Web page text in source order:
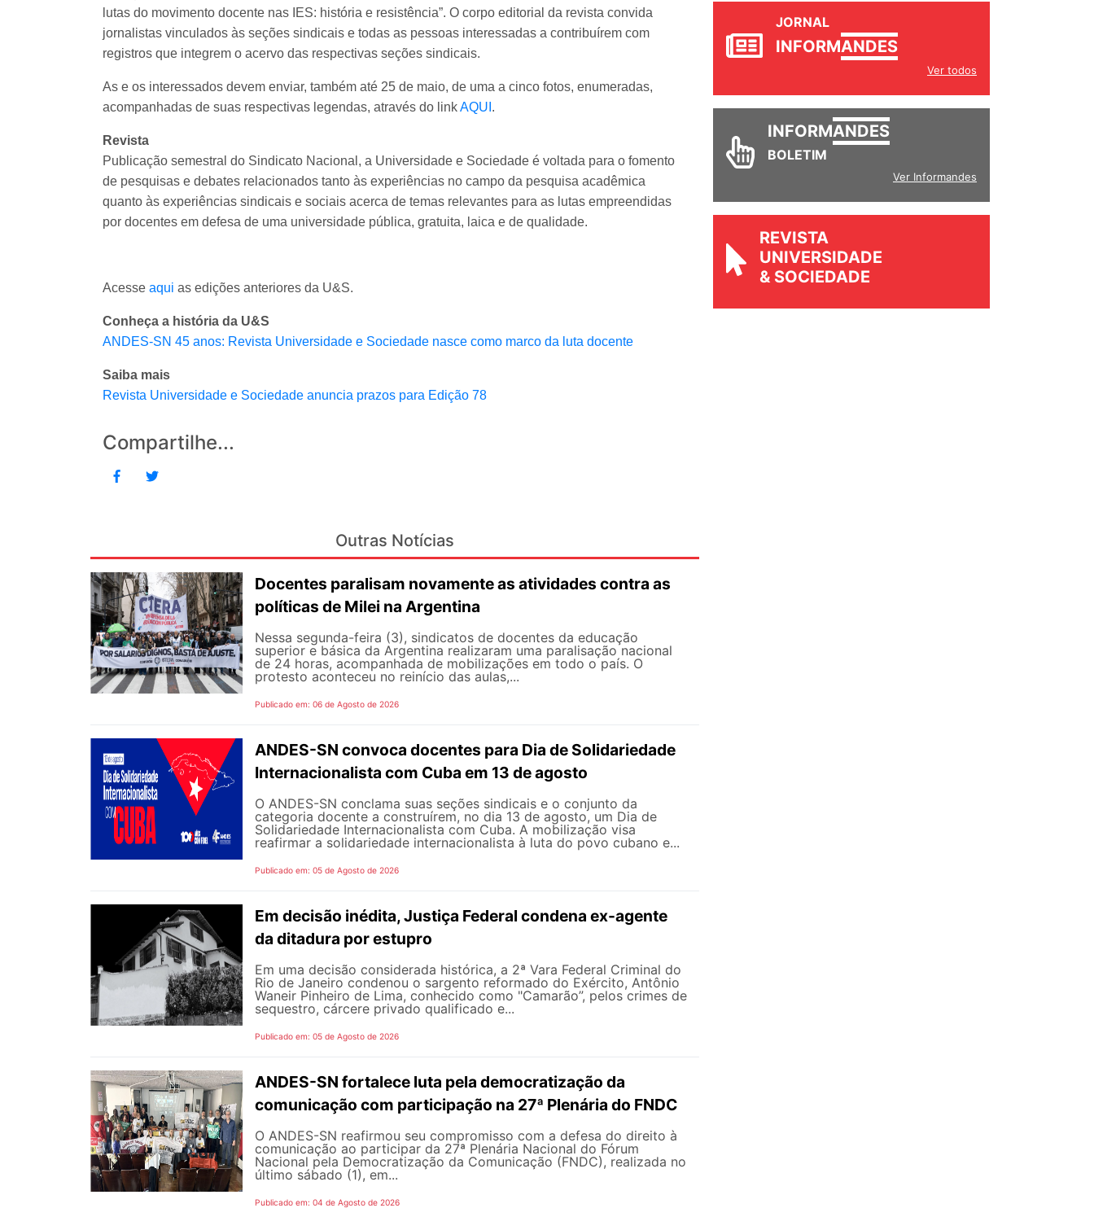
lutas do movimento docente nas IES: história e resistência”. O corpo editorial da revista convida
jornalistas vinculados às seções sindicais e todas as pessoas interessadas a contribuírem com
registros que integrem o acervo das respectivas seções sindicais.
As e os interessados devem enviar, também até 25 de maio, de uma a cinco fotos, enumeradas,
acompanhadas de suas respectivas legendas, através do linkAQUI .
Revista
Publicação semestral do Sindicato Nacional, a Universidade e Sociedade é voltada para o fomento
de pesquisas e debates relacionados tanto às experiências no campo da pesquisa acadêmica
quanto às experiências sindicais e sociais acerca de temas relevantes para as lutas empreendidas
por docentes em defesa de uma universidade pública, gratuita, laica e de qualidade.
Acesse aqui as edições anteriores da U&S.
Conheça a história da U&S
ANDES-SN 45 anos: Revista Universidade e Sociedade nasce como marco da luta docente
Saiba mais
Revista Universidade e Sociedade anuncia prazos para Edição 78
Compartilhe...
Outras Notícias
Docentes paralisam novamente as atividades contra as
políticas de Milei na Argentina
Nessa segunda-feira (3), sindicatos de docentes da educação
superior e básica da Argentina realizaram uma paralisação nacional
de 24 horas, acompanhada de mobilizações em todo o país. O
protesto aconteceu no reinício das aulas,...
Publicado em: 06 de Agosto de 2026
ANDES-SN convoca docentes para Dia de Solidariedade
Internacionalista com Cuba em 13 de agosto
O ANDES-SN conclama suas seções sindicais e o conjunto da
categoria docente a construírem, no dia 13 de agosto, um Dia de
Solidariedade Internacionalista com Cuba. A mobilização visa
reafirmar a solidariedade internacionalista à luta do povo cubano e...
Publicado em: 05 de Agosto de 2026
Em decisão inédita, Justiça Federal condena ex-agente
da ditadura por estupro
Em uma decisão considerada histórica, a 2ª Vara Federal Criminal do
Rio de Janeiro condenou o sargento reformado do Exército, Antônio
Waneir Pinheiro de Lima, conhecido como "Camarão”, pelos crimes de
sequestro, cárcere privado qualificado e...
Publicado em: 05 de Agosto de 2026
ANDES-SN fortalece luta pela democratização da
comunicação com participação na 27ª Plenária do FNDC
O ANDES-SN reafirmou seu compromisso com a defesa do direito à
comunicação ao participar da 27ª Plenária Nacional do Fórum
Nacional pela Democratização da Comunicação (FNDC), realizada no
último sábado (1), em...
Publicado em: 04 de Agosto de 2026
JORNAL
INFORMANDES
Ver todos
INFORMANDES
BOLETIM
Ver Informandes
REVISTA
UNIVERSIDADE
& SOCIEDADE